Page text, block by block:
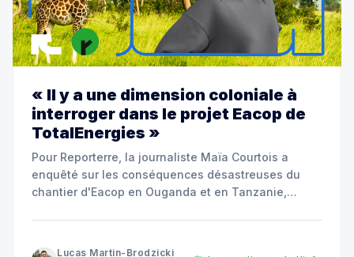
« Il y a une dimension coloniale à
interroger dans le projet Eacop de
TotalEnergies »
Pour Reporterre, la journaliste Maïa Courtois a
enquêté sur les conséquences désastreuses du
chantier d'Eacop en Ouganda et en Tanzanie,
Lucas Martin-Brodzicki